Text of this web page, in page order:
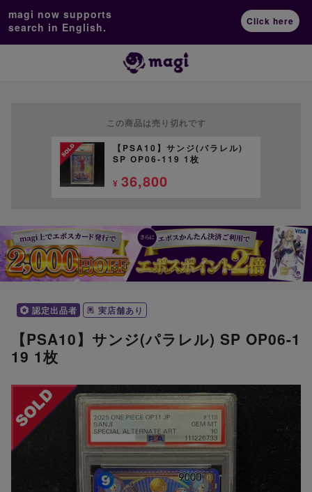
magi now supports
search in English.
Click here
この商品は売り切れです
【PSA10】サンジ(パラレル)
SP OP06-119 1枚
¥ 36,800
認定出品者 実店舗あり
【PSA10】サンジ(パラレル) SP OP06-1
19 1枚